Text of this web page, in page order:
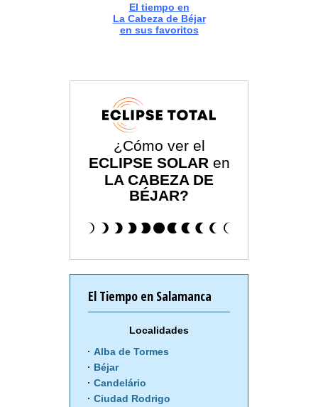
El tiempo en
La Cabeza de Béjar
en sus favoritos
¿Cómo ver el
ECLIPSE SOLAR en
LA CABEZA DE
BÉJAR?
El Tiempo en Salamanca
Localidades
Alba de Tormes
Béjar
Candelário
Ciudad Rodrigo